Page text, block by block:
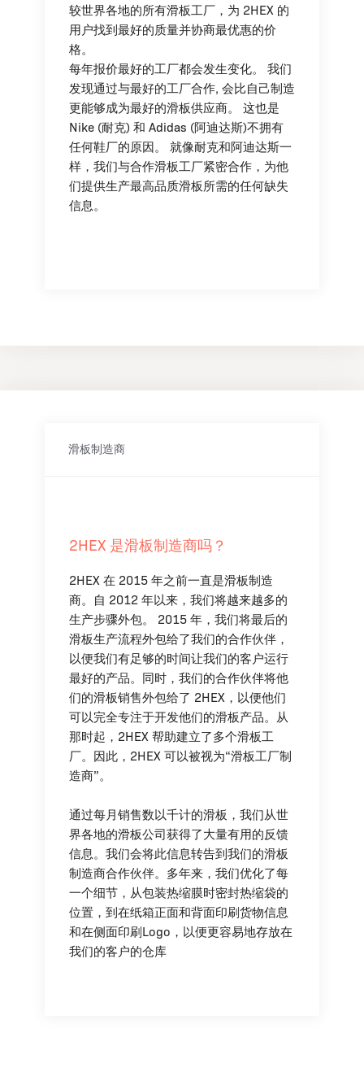
较世界各地的所有滑板工厂，为 2HEX 的
用户找到最好的质量并协商最优惠的价
格。
每年报价最好的工厂都会发生变化。 我们
发现通过与最好的工厂合作, 会比自己制造
更能够成为最好的滑板供应商。 这也是
Nike (耐克) 和 Adidas (阿迪达斯)不拥有
任何鞋厂的原因。 就像耐克和阿迪达斯一
样，我们与合作滑板工厂紧密合作，为他
们提供生产最高品质滑板所需的任何缺失
信息。
滑板制造商
2HEX 是滑板制造商吗？
2HEX 在 2015 年之前一直是滑板制造
商。自 2012 年以来，我们将越来越多的
生产步骤外包。 2015 年，我们将最后的
滑板生产流程外包给了我们的合作伙伴，
以便我们有足够的时间让我们的客户运行
最好的产品。同时，我们的合作伙伴将他
们的滑板销售外包给了 2HEX，以便他们
可以完全专注于开发他们的滑板产品。从
那时起，2HEX 帮助建立了多个滑板工
厂。因此，2HEX 可以被视为“滑板工厂制
造商”。
通过每月销售数以千计的滑板，我们从世
界各地的滑板公司获得了大量有用的反馈
信息。我们会将此信息转告到我们的滑板
制造商合作伙伴。多年来，我们优化了每
一个细节，从包装热缩膜时密封热缩袋的
位置，到在纸箱正面和背面印刷货物信息
和在侧面印刷Logo，以便更容易地存放在
我们的客户的仓库